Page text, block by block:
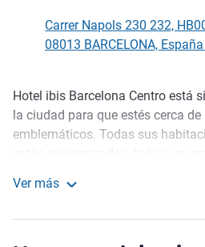
Carrer Napols 230 232,
08013 BARCELONA, España
Descripción
Hotel ibis Barcelona Centro está
la ciudad para que estés cerca
emblemáticos. Todas sus
romántica en pleno centro de
Ver más